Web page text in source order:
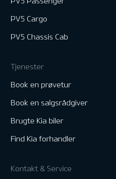
PV5 Cargo
PV5 Chassis Cab
Tjenester
Book en prøvetur
Book en salgsrådgiver
Brugte Kia biler
Find Kia forhandler
Kontakt & Service